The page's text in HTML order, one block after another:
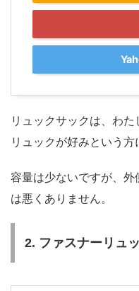
リュックサックは、わ
リュックが好みという方
容量は少ないですが、
は悪くありません。
2. ファスナーリュ